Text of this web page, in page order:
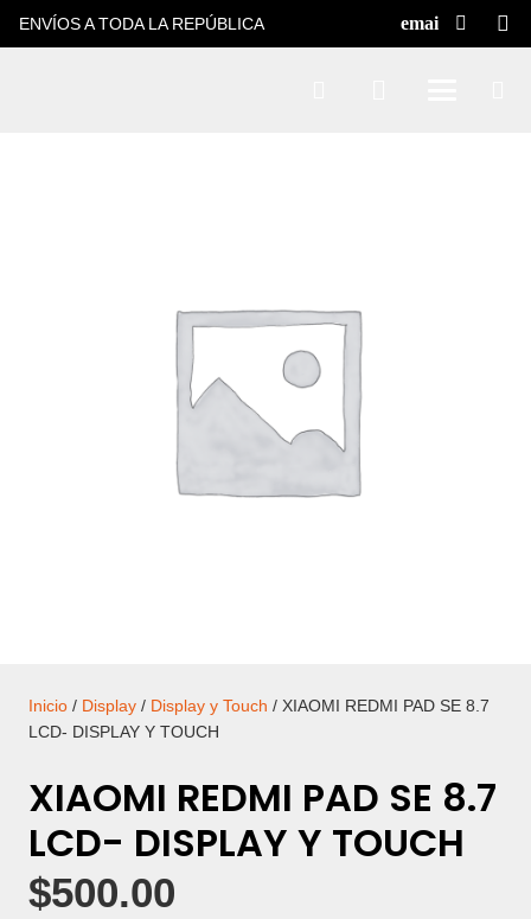
ENVÍOS A TODA LA REPÚBLICA
Inicio / Display / Display y Touch / XIAOMI REDMI PAD SE 8.7
LCD- DISPLAY Y TOUCH
XIAOMI REDMI PAD SE 8.7
LCD- DISPLAY Y TOUCH
$500.00